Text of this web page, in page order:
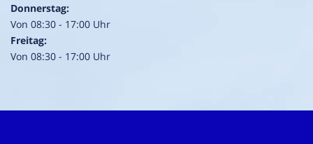
Donnerstag:
Von 08:30 - 17:00 Uhr
Freitag:
Von 08:30 - 17:00 Uhr